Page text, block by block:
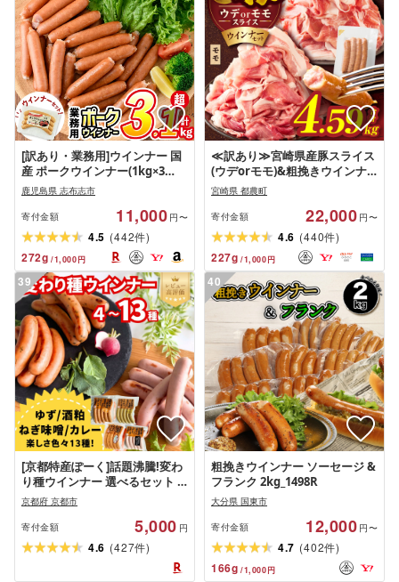
[訳あり・業務用]ウインナー 国
産 ポークウインナー(1kg×3
袋)+あらびき ウインナー(120g)
セット ウィンナー ソーセージ
国産 豚肉 肉 訳あり 訳アリ 簡易
包装 冷凍 惣菜 加工品 お弁当 お
かず ランキング 人気[ナンチク]
a1-047-wn
鹿児島県 志布志市
寄付金額 11,000 円〜
4.5 (442件)
272g /1,000円
≪訳あり≫宮崎県産豚スライス
(ウデorモモ)&粗挽きウインナ
ーセット合計4.59kg 肉 豚 豚肉
おかず 国産
宮崎県 都農町
寄付金額 22,000 円〜
4.6 (440件)
227g /1,000円
39
[京都特産ぽーく]話題沸騰!変わ
り種ウインナー 選べるセット 4
種〜13種[ 京都 銘柄豚専門店 ウ
インナー食べ比べ ゆず・ねぎ味
噌・酒粕・ごまらあ味など バリ
エーションがめちゃ豊富 おいし
い 楽しい 人気 おすすめ 肉 豚肉
京都府 京都市
寄付金額 5,000 円
4.6 (427件)
40
粗挽きウインナー ソーセージ &
フランク 2kg_1498R
大分県 国東市
寄付金額 12,000 円〜
4.7 (402件)
166g /1,000円